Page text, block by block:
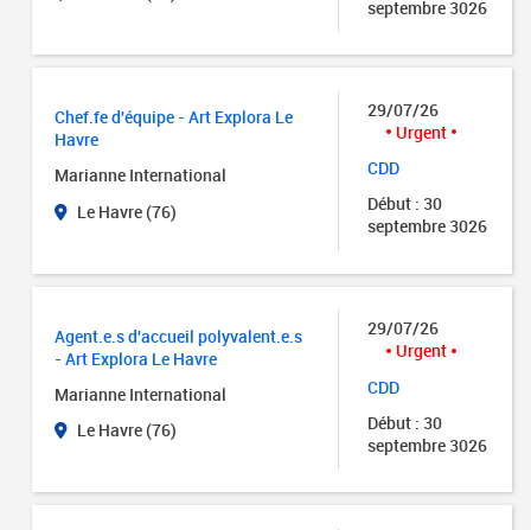
septembre 3026
Chef.fe d'équipe - Art Explora Le
Havre
Marianne International
Le Havre (76)
29/07/26
Urgent
CDD
Début : 30
septembre 3026
Agent.e.s d'accueil polyvalent.e.s
- Art Explora Le Havre
Marianne International
Le Havre (76)
29/07/26
Urgent
CDD
Début : 30
septembre 3026